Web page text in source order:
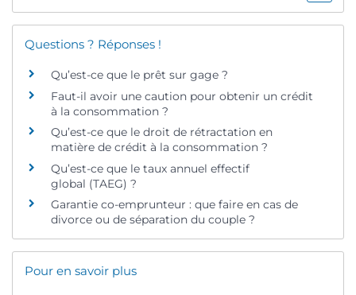
Questions ? Réponses !
Qu’est-ce que le prêt sur gage ?
Faut-il avoir une caution pour obtenir un crédit
à la consommation ?
Qu’est-ce que le droit de rétractation en
matière de crédit à la consommation ?
Qu’est-ce que le taux annuel effectif
global (TAEG) ?
Garantie co-emprunteur : que faire en cas de
divorce ou de séparation du couple ?
Pour en savoir plus